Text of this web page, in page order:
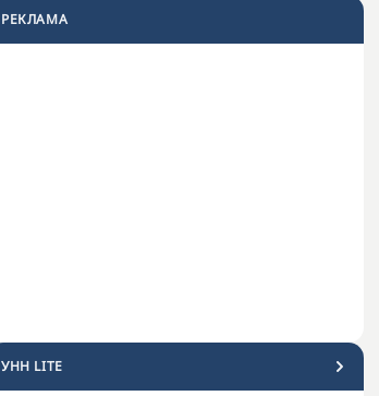
РЕКЛАМА
УНН LITE